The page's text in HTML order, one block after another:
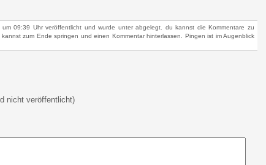
09:39 Uhr veröffentlicht und wurde unter abgelegt. du kannst die Kommentare zu
zum Ende springen und einen Kommentar hinterlassen. Pingen ist im Augenblick
nicht veröffentlicht)